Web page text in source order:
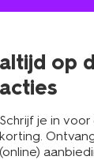
altijd op
acties
Schrijf je in
korting.
(online)